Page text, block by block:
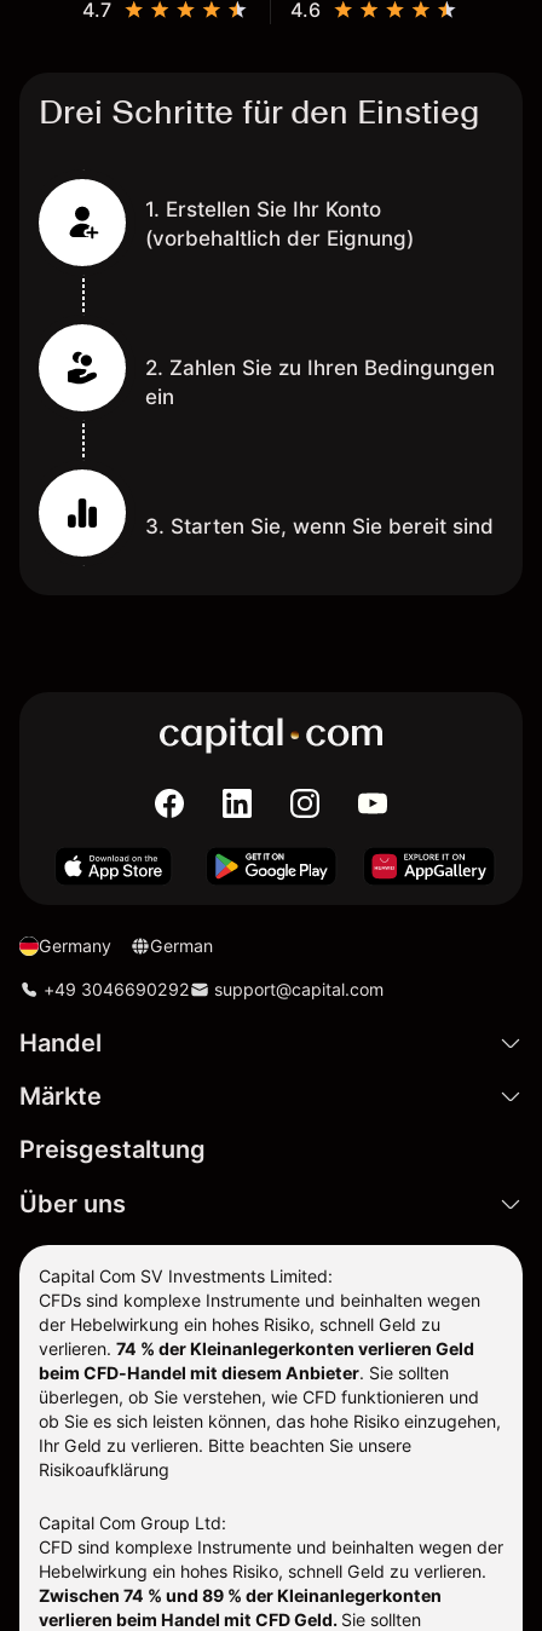
4.7 4.6
Drei Schritte für den Einstieg
1. Erstellen Sie Ihr Konto
(vorbehaltlich der Eignung)
2. Zahlen Sie zu Ihren Bedingungen
ein
3. Starten Sie, wenn Sie bereit sind
Germany German
+49 3046690292 support@capital.com
Handel
Märkte
Preisgestaltung
Über uns
Capital Com SV Investments Limited:
CFDs sind komplexe Instrumente und beinhalten wegen
der Hebelwirkung ein hohes Risiko, schnell Geld zu
verlieren. 74 % der Kleinanlegerkonten verlieren Geld
beim CFD-Handel mit diesem Anbieter. Sie sollten
überlegen, ob Sie verstehen, wie CFD funktionieren und
ob Sie es sich leisten können, das hohe Risiko einzugehen,
Ihr Geld zu verlieren. Bitte beachten Sie unsere
Risikoaufklärung
Capital Com Group Ltd:
CFD sind komplexe Instrumente und beinhalten wegen der
Hebelwirkung ein hohes Risiko, schnell Geld zu verlieren.
Zwischen 74 % und 89 % der Kleinanlegerkonten
verlieren beim Handel mit CFD Geld. Sie sollten